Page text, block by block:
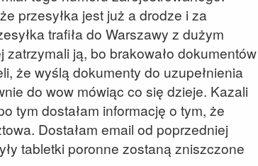
przesyłka jest już a drodze i za
trafiła do Warszawy z dużym
ją, bo brakowało dokumentów
że wyślą dokumenty do uzupełnienia
do wow mówiąc co się dzieje. Kazali
tym dostałam informację o tym, że
Dostałam email od poprzedniej
tabletki poronne zostaną zniszczone